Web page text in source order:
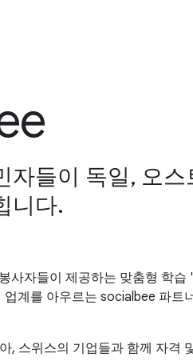
자들이 독일, 오
니다.
사자들이 제공하는 맞춤형 학
계를 아우르는 socialbee 파트
, 스위스의 기업들과 함께 자격